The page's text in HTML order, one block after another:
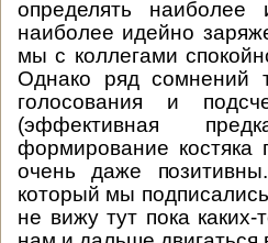
определять наиболее
наиболее идейно
мы с коллегами
Однако ряд сомнений
голосования и
(эффективная
формирование костяка
очень даже
который мы
не вижу тут пока